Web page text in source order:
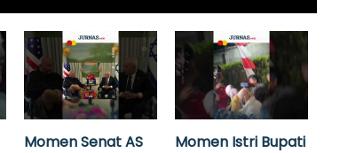
Momen Senat AS
Momen Istri Bupati